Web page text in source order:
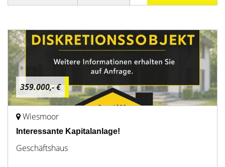
359.000,- €
Wiesmoor
Interessante Kapitalanlage!
Geschäftshaus